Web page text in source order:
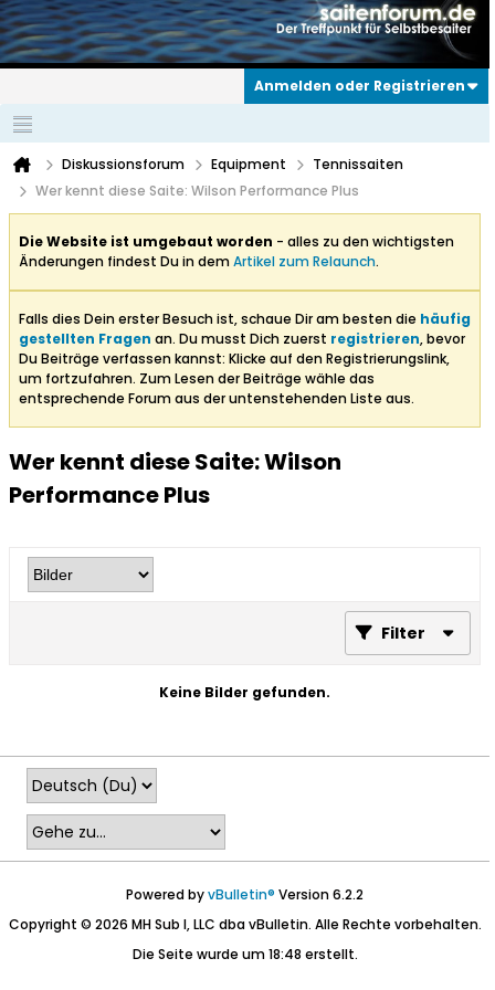
Anmelden oder Registrieren
Diskussionsforum Equipment
Tennissaiten
Wer kennt diese Saite: Wilson Performance Plus
Die Website ist umgebaut worden - alles zu den wichtigsten
Änderungen findest Du in demArtikel zum Relaunch.
Falls dies Dein erster Besuch ist, schaue Dir am besten die häufig
gestellten Fragen an. Du musst Dich zuerst registrieren, bevor
Du Beiträge verfassen kannst: Klicke auf den Registrierungslink,
um fortzufahren. Zum Lesen der Beiträge wähle das
entsprechende Forum aus der untenstehenden Liste aus.
Wer kennt diese Saite: Wilson
Performance Plus
Filter
Keine Bilder gefunden.
Powered byvBulletin® Version 6.2.2
Copyright © 2026 MH Sub I, LLC dba vBulletin. Alle Rechte vorbehalten.
Die Seite wurde um 18:48 erstellt.